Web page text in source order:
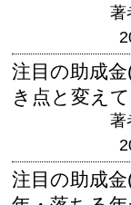
著
注目の助成
き点と変え
著
注目の助成